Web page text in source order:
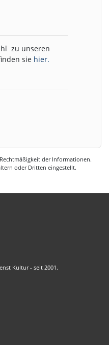
zu unseren
sie hier.
der Informationen.
oder Dritten eingestellt.
Kultur - seit 2001.